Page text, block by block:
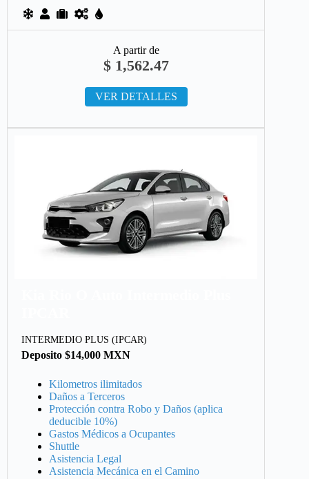
A partir de
$ 1,562.47
VER DETALLES
INTERMEDIO PLUS (IPCAR)
Deposito $14,000 MXN
Kilometros ilimitados
Daños a Terceros
Protección contra Robo y Daños (aplica
deducible 10%)
Gastos Médicos a Ocupantes
Shuttle
Asistencia Legal
Asistencia Mecánica en el Camino